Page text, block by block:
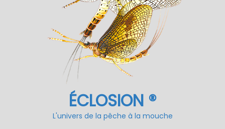
ÉCLOSION ®
L'univers de la pêche à la mouche